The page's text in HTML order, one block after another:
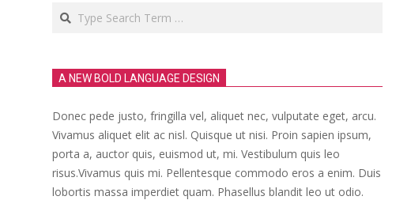
Search
A NEW BOLD LANGUAGE DESIGN
Donec pede justo, fringilla vel, aliquet nec, vulputate eget, arcu.
Vivamus aliquet elit ac nisl. Quisque ut nisi. Proin sapien ipsum,
porta a, auctor quis, euismod ut, mi. Vestibulum quis leo
risus.Vivamus quis mi. Pellentesque commodo eros a enim. Duis
lobortis massa imperdiet quam. Phasellus blandit leo ut odio.